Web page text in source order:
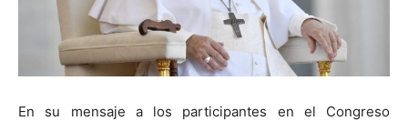
En su mensaje a los participantes en el Congreso